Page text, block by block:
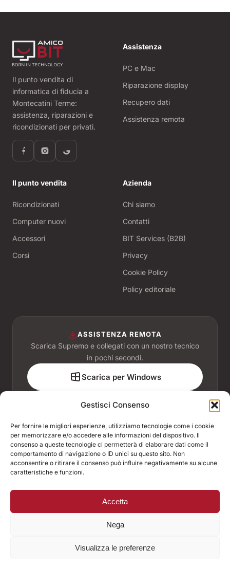
Gestisci Consenso
Per fornire le migliori esperienze, utilizziamo tecnologie come i cookie
per memorizzare e/o accedere alle informazioni del dispositivo. Il
consenso a queste tecnologie ci permetterà di elaborare dati come il
comportamento di navigazione o ID unici su questo sito. Non
acconsentire o ritirare il consenso può influire negativamente su alcune
caratteristiche e funzioni.
Accetta
Nega
Visualizza le preferenze
Il punto vendita di
informatica di fiducia a
Montecatini Terme:
assistenza, riparazioni e
ricondizionati per privati.
Assistenza
PC e Mac
Riparazione display
Recupero dati
Assistenza remota
Il punto vendita
Ricondizionati
Computer nuovi
Accessori
Corsi
Azienda
Chi siamo
Contatti
BIT Services (B2B)
Privacy
Cookie Policy
Policy editoriale
ASSISTENZA REMOTA
Scarica Supremo e collegati con un nostro tecnico
in pochi secondi.
Scarica per Windows
Scarica per macOS
ASSOCIATI A
ACCREDITAMENTI E CONVENZIONI